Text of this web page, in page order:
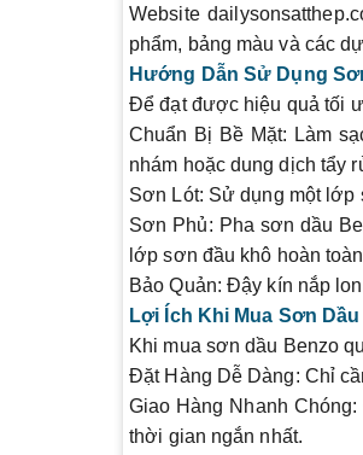
Website
phẩm, bảng màu và các
Hướng Dẫn Sử Dụng
Để đạt được hiệu quả tối
Chuẩn Bị Bề Mặt: Làm
nhám hoặc dung dịch tẩy
Sơn Lót: Sử dụng một lớp
Sơn Phủ: Pha sơn dầu
lớp sơn đầu khô hoàn
Bảo Quản: Đậy kín nắp
Lợi Ích Khi Mua Sơn
Khi mua sơn dầu Benzo
Đặt Hàng Dễ Dàng: Chỉ
Giao Hàng Nhanh Chóng:
thời gian ngắn nhất.